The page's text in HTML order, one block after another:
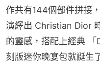
作共有144個部件拼接
演繹出 Christian Dior
的靈感，搭配上經典 「
刻版迷你晚宴包就誕生